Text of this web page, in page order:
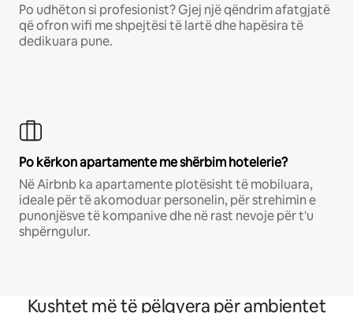
Po udhëton si profesionist? Gjej një qëndrim afatgjatë
që ofron wifi me shpejtësi të lartë dhe hapësira të
dedikuara pune.
Po kërkon apartamente me shërbim hotelerie?
Në Airbnb ka apartamente plotësisht të mobiluara,
ideale për të akomoduar personelin, për strehimin e
punonjësve të kompanive dhe në rast nevoje për t'u
shpërngulur.
Kushtet më të pëlqyera për ambientet